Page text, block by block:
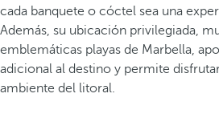
cada banquete o cóctel sea una
Además, su ubicación privilegiada,
emblemáticas playas de Marbella,
adicional al destino y permite
ambiente del litoral.